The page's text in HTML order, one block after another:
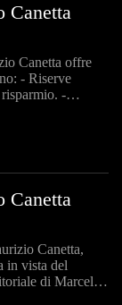
Canetta
Canetta offre
- Riserve
-
Canetta
Canetta,
in vista del
di Marcello